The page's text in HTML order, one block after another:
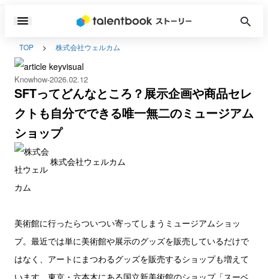
TOP 株式会社ウェルカム
Knowhow 2026.02.12
SFTってどんなところ？展示企画や商品セレ
クトも自分でできる唯一無二のミュージアム
ショップ
株式会社ウェルカム
美術館に行ったらついつい寄ってしまうミュージアムショッ
プ。最近では単に美術館や展示のグッズを販売しているだけで
はなく、アートにまつわるグッズを販売するショップも増えて
います。東京・六本木にある国立新美術館のショップ「スーベ